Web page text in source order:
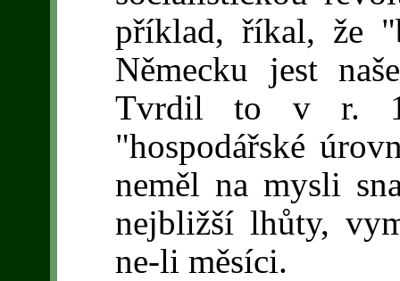
příklad, říkal, že
Německu jest
Tvrdil to v r.
"hospodářské
neměl na mysli
nejbližší lhůty,
ne-li měsíci.